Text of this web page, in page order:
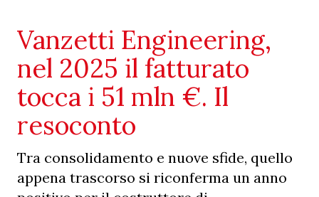
Vanzetti Engineering,
nel 2025 il fatturato
tocca i 51 mln €. Il
resoconto
Tra consolidamento e nuove sfide, quello
appena trascorso si riconferma un anno